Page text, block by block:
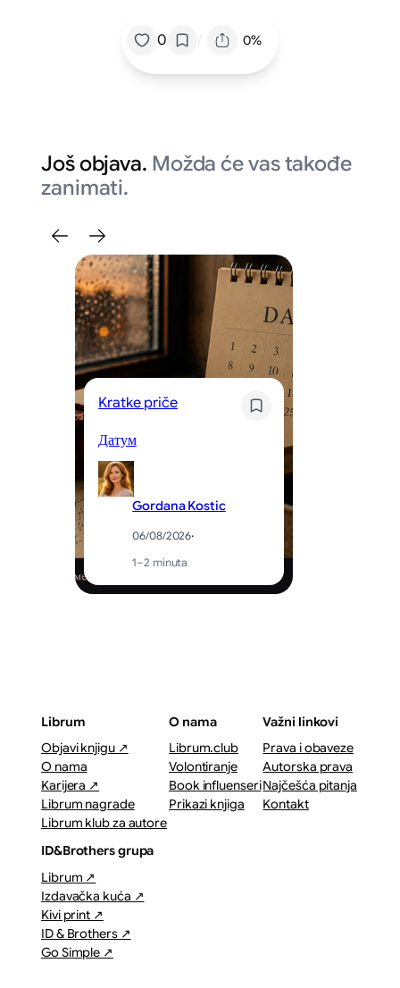
0 / 0%
Još objava. Možda će vas takođe
zanimati.
Kratke priče
Датум
Gordana Kostic
06/08/2026·
1–2 minuta
Librum
Objavi knjigu ↗
O nama
Karijera ↗
Librum nagrade
Librum klub za autore
O nama
Librum.club
Volontiranje
Book influenseri
Prikazi knjiga
Važni linkovi
Prava i obaveze
Autorska prava
Najčešća pitanja
Kontakt
ID&Brothers grupa
Librum ↗
Izdavačka kuća ↗
Kivi print ↗
ID & Brothers ↗
Go Simple ↗